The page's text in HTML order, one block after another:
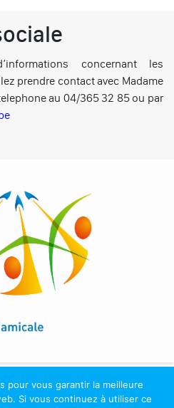
concernant les
prendre contact avec Madame
au 04/365 32 85 ou par
pour vous garantir la meilleure
Si vous continuez à utiliser ce